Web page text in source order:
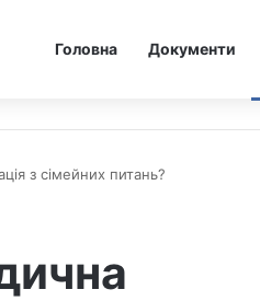
Головна Документи
з сімейних питань?